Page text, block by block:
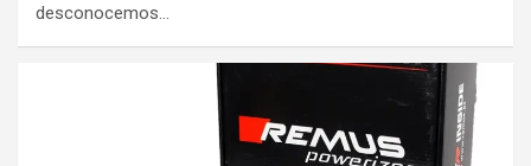
desconocemos…